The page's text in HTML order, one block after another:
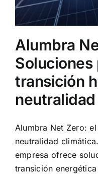
Alumbra
Soluciones
transición
Alumbra Net Zero:
neutralidad
empresa ofrece
transición